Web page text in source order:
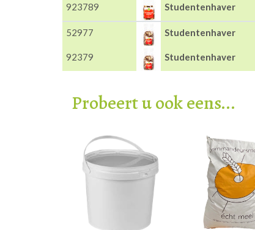
923789 Studentenhaver
52977 Studentenhaver
92379 Studentenhaver
Probeert u ook eens...